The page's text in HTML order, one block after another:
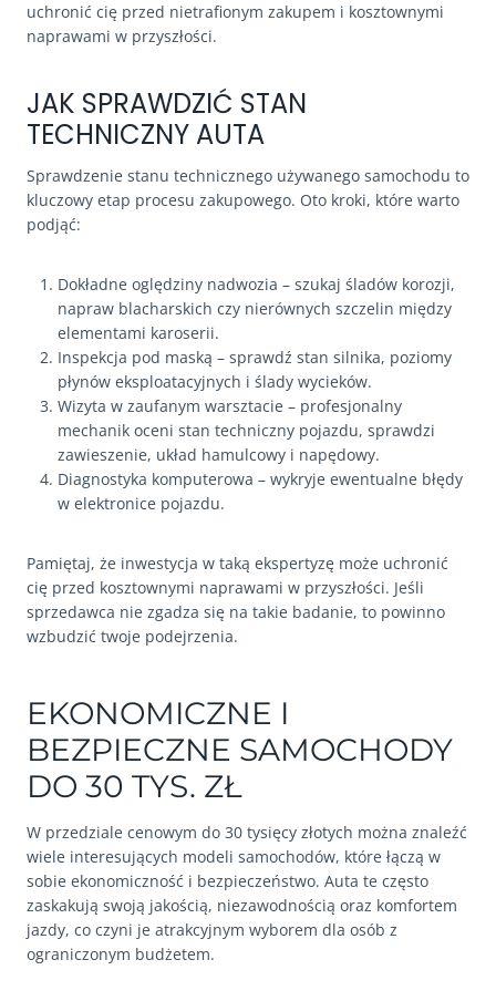
uchronić cię przed nietrafionym zakupem i kosztownymi
naprawami w przyszłości.
JAK SPRAWDZIĆ STAN
TECHNICZNY AUTA
Sprawdzenie stanu technicznego używanego samochodu to
kluczowy etap procesu zakupowego. Oto kroki, które warto
podjąć:
Dokładne oględziny nadwozia – szukaj śladów korozji,
napraw blacharskich czy nierównych szczelin między
elementami karoserii.
Inspekcja pod maską – sprawdź stan silnika, poziomy
płynów eksploatacyjnych i ślady wycieków.
Wizyta w zaufanym warsztacie – profesjonalny
mechanik oceni stan techniczny pojazdu, sprawdzi
zawieszenie, układ hamulcowy i napędowy.
Diagnostyka komputerowa – wykryje ewentualne błędy
w elektronice pojazdu.
Pamiętaj, że inwestycja w taką ekspertyzę może uchronić
cię przed kosztownymi naprawami w przyszłości. Jeśli
sprzedawca nie zgadza się na takie badanie, to powinno
wzbudzić twoje podejrzenia.
EKONOMICZNE I
BEZPIECZNE SAMOCHODY
DO 30 TYS. ZŁ
W przedziale cenowym do 30 tysięcy złotych można znaleźć
wiele interesujących modeli samochodów, które łączą w
sobie ekonomiczność i bezpieczeństwo. Auta te często
zaskakują swoją jakością, niezawodnością oraz komfortem
jazdy, co czyni je atrakcyjnym wyborem dla osób z
ograniczonym budżetem.